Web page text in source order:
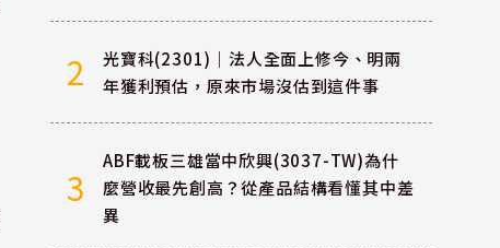
2
光寶科(2301)｜法人全面上修今、明兩
年獲利預估，原來市場沒估到這件事
3
ABF載板三雄當中欣興(3037-TW)為什
麼營收最先創高？從產品結構看懂其中差
異